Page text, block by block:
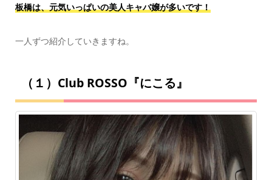
板橋は、元気いっぱいの美人キャバ嬢が多いです！
一人ずつ紹介していきますね。
（１）Club ROSSO『にこる』